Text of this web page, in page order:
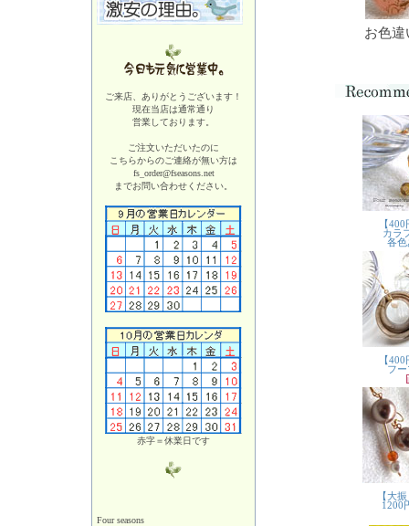
ご来店、ありがとうございます！
現在当店は通常通り
営業しております。
ご注文いただいたのに
こちらからのご連絡が無い方は
fs_order@fseasons.net
までお問い合わせください。
赤字＝休業日です
Four seasons
お色